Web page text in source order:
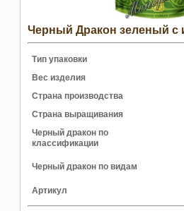
Черный Дракон зеленый с
Тип упаковки
Вес изделия
Страна производства
Страна выращивания
Черный дракон по
классификации
Черный дракон по видам
Артикул